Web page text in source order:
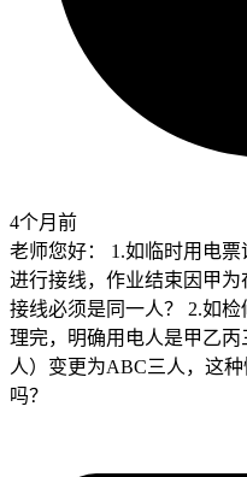
4个月前
老师您好： 1.如临时用电
进行接线，作业结束因甲
接线必须是同一人？ 2.如
理完，明确用电人是甲乙
人）变更为ABC三人，这
吗？